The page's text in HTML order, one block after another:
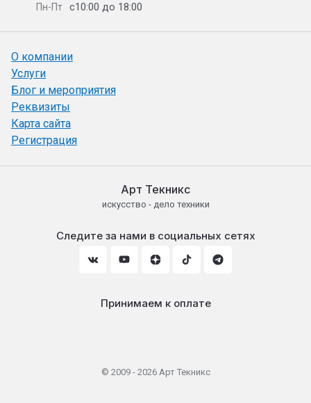
Пн-Пт с10:00 до 18:00
О компании
Услуги
Блог и мероприятия
Реквизиты
Карта сайта
Регистрация
Арт Текникс
искусство - дело техники
Следите за нами в социальных сетях
Принимаем к оплате
© 2009 - 2026 Арт Текникс